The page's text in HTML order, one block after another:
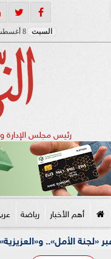
السبت 8 أغسطس 2026
رئيس مجلس الإدارة
أهم الأخبار رياضة